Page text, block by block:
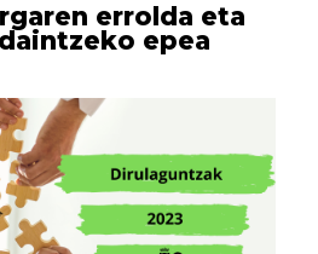
errolda eta
epea